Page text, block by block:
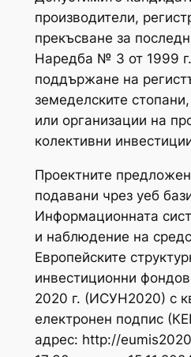
производители,
прекъсване за
Наредба № 3 от 1999
поддържане на
земеделските
или организации на
колективни
Проектните
подавани чрез уеб
Информационната
и наблюдение на
Европейските
инвестиционни
2020 г. (ИСУН2020) с
електронен подпис
адрес: http://